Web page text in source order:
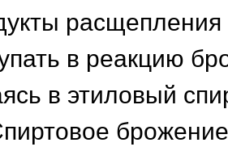
расщепления
в реакцию
в этиловый